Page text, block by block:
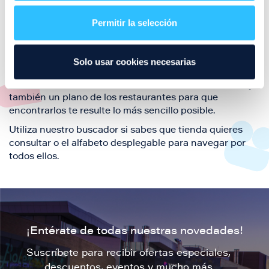
Permitir la selección
Solo usar cookies necesarias
también de nuestra oferta de ocio y shopping durante
tu visita.
El este directorio de restaurantes de Puerto Venecia
también un plano de los restaurantes para que
encontrarlos te resulte lo más sencillo posible.
Utiliza nuestro buscador si sabes que tienda quieres
consultar o el alfabeto desplegable para navegar por
todos ellos.
¡Entérate de todas nuestras novedades!
Suscríbete para recibir ofertas especiales,